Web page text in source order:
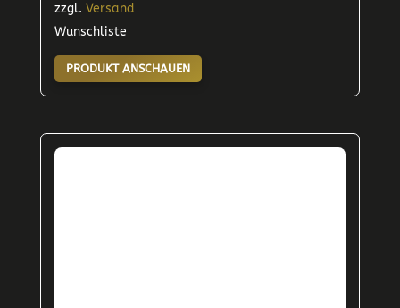
zzgl. Versand
Wunschliste
PRODUKT ANSCHAUEN